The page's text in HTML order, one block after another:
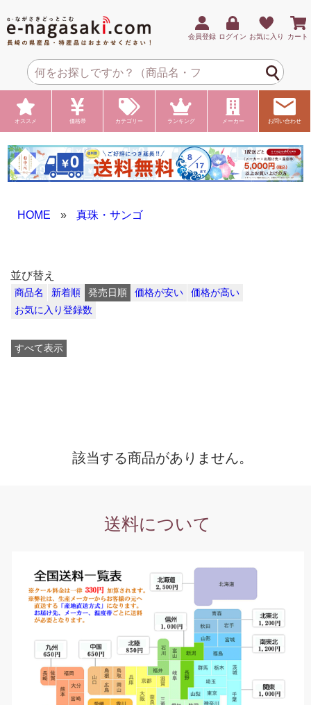
会員登録 ログイン お気に入り カート
オススメ 価格帯 カテゴリー ランキング メーカー お問い合わせ
HOME » 真珠・サンゴ
並び替え
商品名 新着順 発売日順 価格が安い
価格が高い
お気に入り登録数
すべて表示
該当する商品がありません。
送料について